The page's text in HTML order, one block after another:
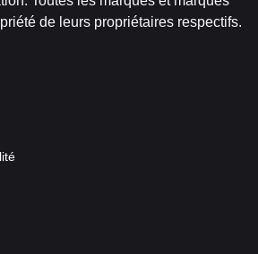
de leurs propriétaires respectifs.